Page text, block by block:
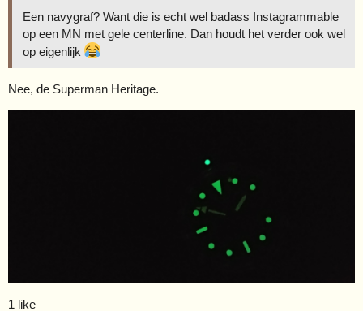
Een navygraf? Want die is echt wel badass Instagrammable
op een MN met gele centerline. Dan houdt het verder ook wel
op eigenlijk
Nee, de Superman Heritage.
1 like